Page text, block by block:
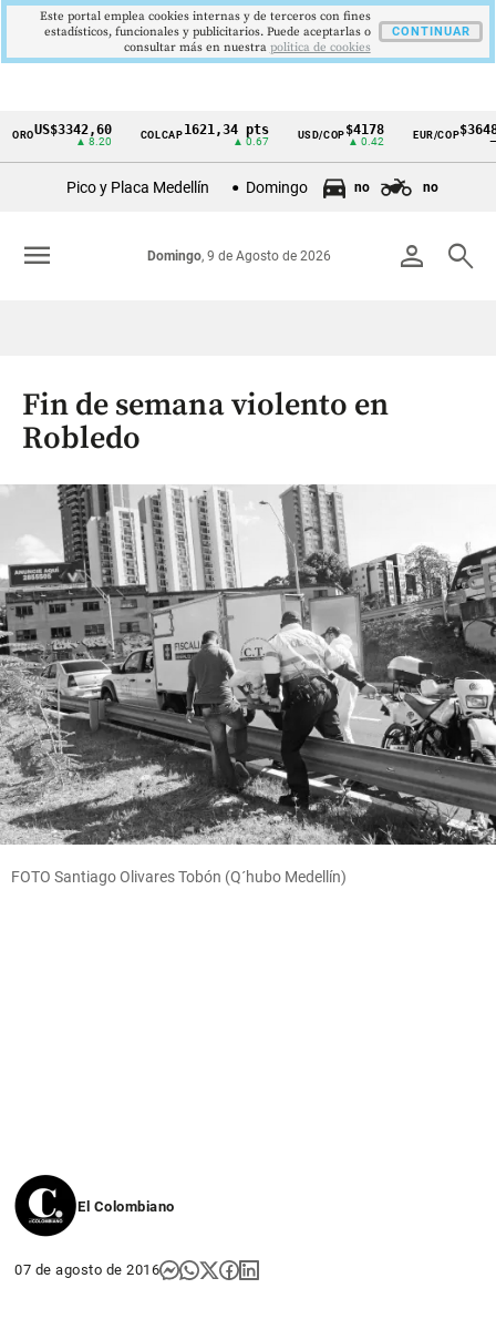
Cintillo
Colombia
US$3342,60
▲ 8.20
COLCAP1621,34 pts
▲ 0.67
USD/COP$4178
▲ 0.42
EUR/COP$3648
Pico y Placa Medellín Domingo no no
person search
Domingo, 9 de Agosto de 2026
menu
Fin de semana violento en
Robledo
FOTO Santiago Olivares Tobón (Q´hubo Medellín)
El Colombiano
07 de agosto de 2016
Este portal emplea cookies internas y de terceros con fines
estadísticos, funcionales y publicitarios. Puede aceptarlas o
consultar más en nuestra politica de cookies
CONTINUAR